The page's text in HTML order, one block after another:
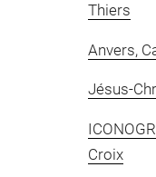
Thiers
Anvers,
Jésus-
Croix